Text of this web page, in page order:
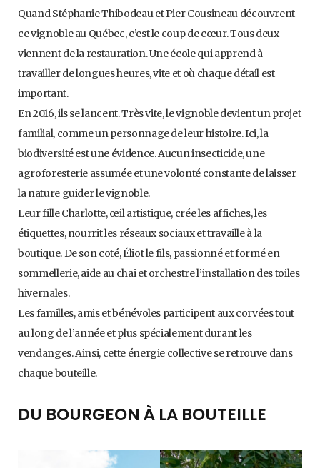
Quand Stéphanie Thibodeau et Pier Cousineau découvrent
ce vignoble au Québec, c’est le coup de cœur. Tous deux
viennent de la restauration. Une école qui apprend à
travailler de longues heures, vite et où chaque détail est
important.
En 2016, ils se lancent. Très vite, le vignoble devient un projet
familial, comme un personnage de leur histoire. Ici, la
biodiversité est une évidence. Aucun insecticide, une
agroforesterie assumée et une volonté constante de laisser
la nature guider le vignoble.
Leur fille Charlotte, œil artistique, crée les affiches, les
étiquettes, nourrit les réseaux sociaux et travaille à la
boutique. De son coté, Éliot le fils, passionné et formé en
sommellerie, aide au chai et orchestre l’installation des toiles
hivernales.
Les familles, amis et bénévoles participent aux corvées tout
au long de l’année et plus spécialement durant les
vendanges. Ainsi, cette énergie collective se retrouve dans
chaque bouteille.
DU BOURGEON À LA BOUTEILLE